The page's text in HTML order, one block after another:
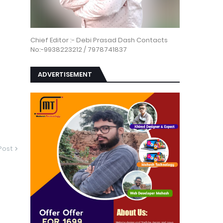
Chief Editor :- Debi Prasad Dash Contacts
No:-9938223212 / 7978741837
ADVERTISEMENT